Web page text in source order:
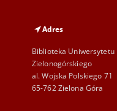
Adres
Biblioteka Uniwersytetu
Zielonogórskiego
al. Wojska Polskiego 71
65-762 Zielona Góra